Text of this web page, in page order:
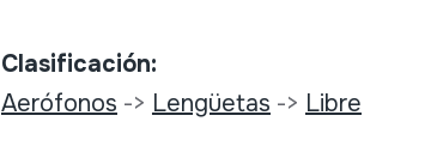
Clasificación:
Aerófonos -> Lengüetas -> Libre